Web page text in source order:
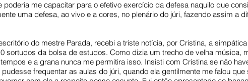
me capacitar para o efetivo exercício da defesa naquilo que
uma defesa, ao vivo e a cores, no plenário do júri, fazendo assim a
do mestre Parada, recebi a triste notícia, por Cristina, a
sortudos da bolsa de estudos. Como dizia um trecho de velha música,
e a grana nunca me permitira isso. Insisti com Cristina se não
frequentar as aulas do júri, quando ela gentilmente me falou que